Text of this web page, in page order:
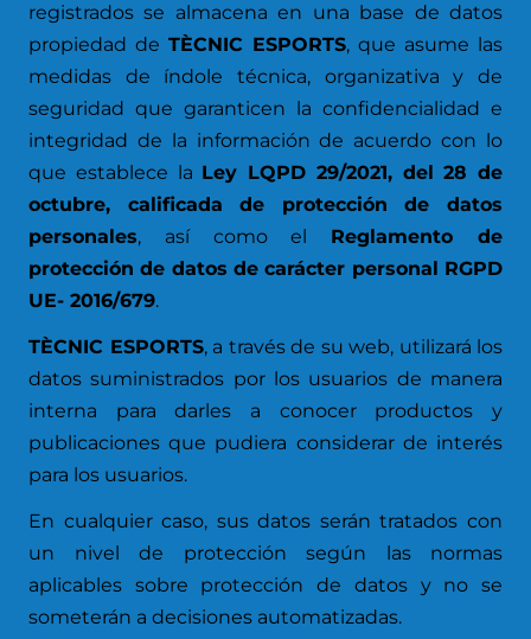
registrados se almacena en una base de datos
propiedad de TÈCNIC ESPORTS, que asume las
medidas de índole técnica, organizativa y de
seguridad que garanticen la confidencialidad e
integridad de la información de acuerdo con lo
que establece la Ley LQPD 29/2021, del 28 de
octubre, calificada de protección de datos
personales, así como el Reglamento de
protección de datos de carácter personal RGPD
UE- 2016/679.
TÈCNIC ESPORTS, a través de su web, utilizará los
datos suministrados por los usuarios de manera
interna para darles a conocer productos y
publicaciones que pudiera considerar de interés
para los usuarios.
En cualquier caso, sus datos serán tratados con
un nivel de protección según las normas
aplicables sobre protección de datos y no se
someterán a decisiones automatizadas.